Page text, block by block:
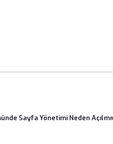
Sayfa Yönetimi Neden